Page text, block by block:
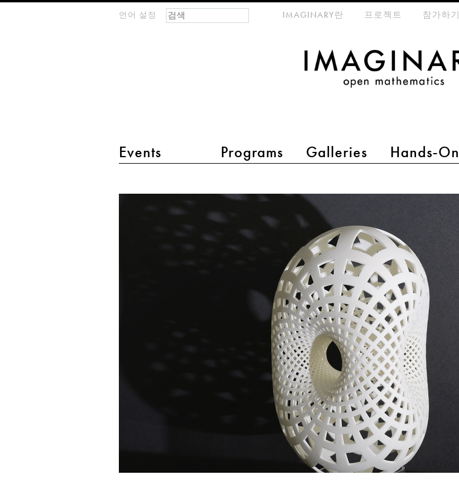
언어 설정
main menu 2
Events Programs Galleries Hands-On
meta-menuIMAGINARY란 프로젝트 참가하기
검색 폼
찾기